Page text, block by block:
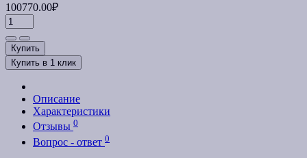
100770.00₽
Купить
Купить в 1 клик
Описание
Характеристики
Отзывы 0
Вопрос - ответ 0